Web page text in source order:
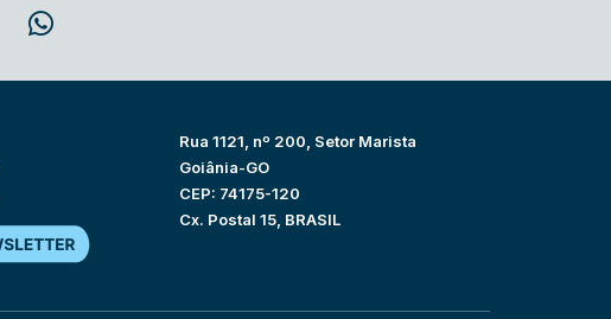
Rua 1121, nº 200, Setor Marista
Goiânia-GO
CEP: 74175-120
Cx. Postal 15, BRASIL